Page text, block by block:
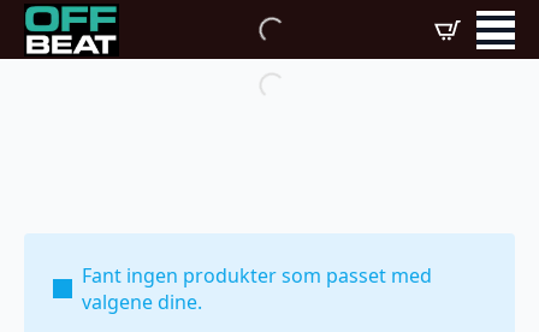
Fant ingen produkter som passet med
valgene dine.